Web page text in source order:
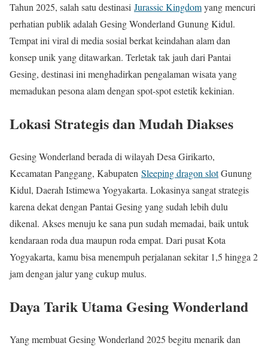
Tahun 2025, salah satu destinasi Jurassic Kingdomyang mencuri
perhatian publik adalah Gesing Wonderland Gunung Kidul.
Tempat ini viral di media sosial berkat keindahan alam dan
konsep unik yang ditawarkan. Terletak tak jauh dari Pantai
Gesing, destinasi ini menghadirkan pengalaman wisata yang
memadukan pesona alam dengan spot-spot estetik kekinian.
Lokasi Strategis dan Mudah Diakses
Gesing Wonderland berada di wilayah Desa Girikarto,
Kecamatan Panggang, Kabupaten Sleeping dragon slotGunung
Kidul, Daerah Istimewa Yogyakarta. Lokasinya sangat strategis
karena dekat dengan Pantai Gesing yang sudah lebih dulu
dikenal. Akses menuju ke sana pun sudah memadai, baik untuk
kendaraan roda dua maupun roda empat. Dari pusat Kota
Yogyakarta, kamu bisa menempuh perjalanan sekitar 1,5 hingga 2
jam dengan jalur yang cukup mulus.
Daya Tarik Utama Gesing Wonderland
Yang membuat Gesing Wonderland 2025 begitu menarik dan